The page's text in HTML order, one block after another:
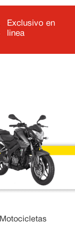
Exclusivo en
linea
Motocicletas